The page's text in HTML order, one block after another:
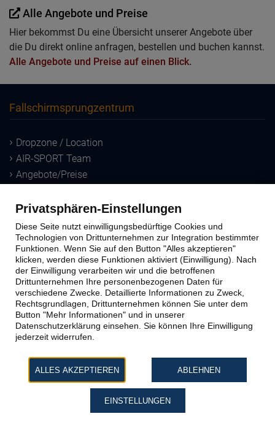
Alle Angebote und Preise
Hier bekommst Du eine Übersicht unserer Angebote über
die Du direkt online anfragen, bestellen und buchen kannst.
Alle Angebote und Preise auf einen Blick.
Fallschirmsprungzentrum
Dropzone / Location
AIR-SPORT Team
Angebote/Preise
Sprungausbildung
Ausbildungs-Methoden
Windtunnel
Schnupperkurs
Lizenzausbildung
Kontakt zu AIR-SPORT
Büro & Sprungplatz
Impressum
Privatsphären-Einstellungen
Diese Seite nutzt einwilligungsbedürftige Cookies und
Technologien von Drittunternehmen zur Integration bestimmter
Funktionen. Wenn Sie auf den Button "Alles akzeptieren"
klicken, werden diese Funktionen aktiviert (Einwilligung). Nach
der Einwilligung verarbeiten wir und die betroffenen
Drittunternehmen Ihre personenbezogenen Daten für
verschiedene Zwecke. Detaillierte Informationen zu Zweck,
Rechtsgrundlagen, Drittunternehmen können Sie unter dem
Button "Mehr Informationen" und in unserer
Datenschutzerklärung einsehen. Sie können Ihre Einwilligung
jederzeit widerrufen.
ALLES AKZEPTIEREN ABLEHNEN
EINSTELLUNGEN